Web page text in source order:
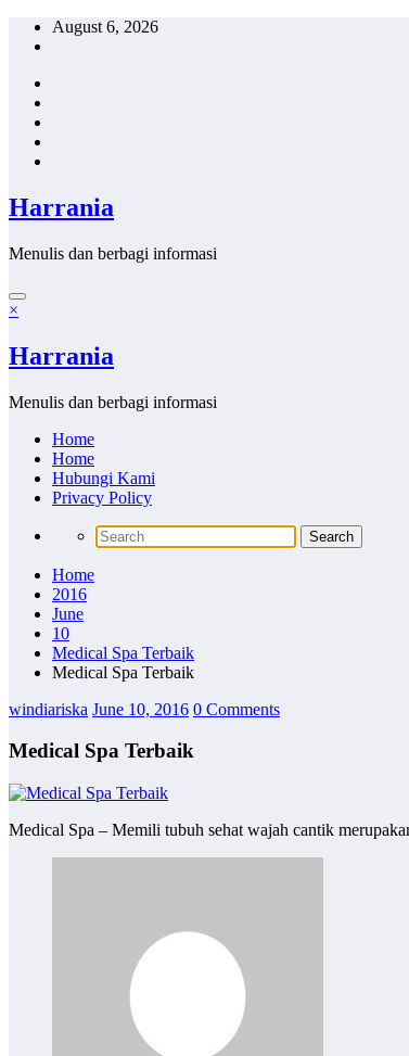
Skip
August 6, 2026
Harrania
Menulis dan berbagi informasi
×
Harrania
Menulis dan berbagi informasi
Home
Home
Hubungi Kami
Privacy Policy
Home
2016
June
10
Medical Spa Terbaik
Medical Spa Terbaik
windiariska June 10, 2016 0 Comments
Medical Spa Terbaik
Medical Spa – Memili tubuh sehat wajah cantik